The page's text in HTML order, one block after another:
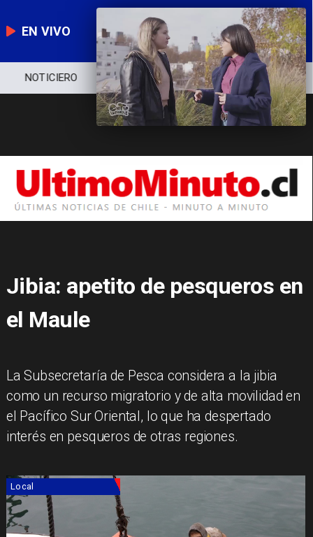
EN VIVO
NOTICIERO POLÍTICA ECONOMÍA
Jibia: apetito de pesqueros en
el Maule
La Subsecretaría de Pesca considera a la jibia
como un recurso migratorio y de alta movilidad en
el Pacífico Sur Oriental, lo que ha despertado
interés en pesqueros de otras regiones.
Local